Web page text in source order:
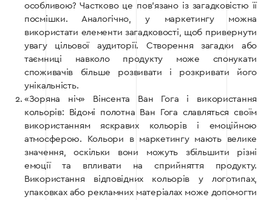
особливою? Частково це пов’язано із загадковістю її
посмішки. Аналогічно, у маркетингу можна
використати елементи загадковості, щоб привернути
увагу цільової аудиторії. Створення загадки або
таємниці навколо продукту може спонукати
споживачів більше розвивати і розкривати його
унікальність.
«Зоряна ніч» Вінсента Ван Гога і використання
кольорів: Відомі полотна Ван Гога славляться своїм
використанням яскравих кольорів і емоційною
атмосферою. Кольори в маркетингу мають велике
значення, оскільки вони можуть збільшити різні
емоції та впливати на сприйняття продукту.
Використання відповідних кольорів у логотипах,
упаковках або рекламних матеріалах може допомогти